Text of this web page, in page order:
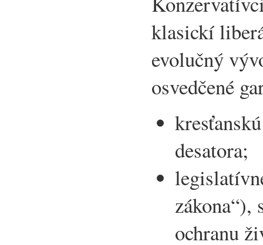
klasickí
evolučný
osvedčené
desatora;
zákona“),
ochranu